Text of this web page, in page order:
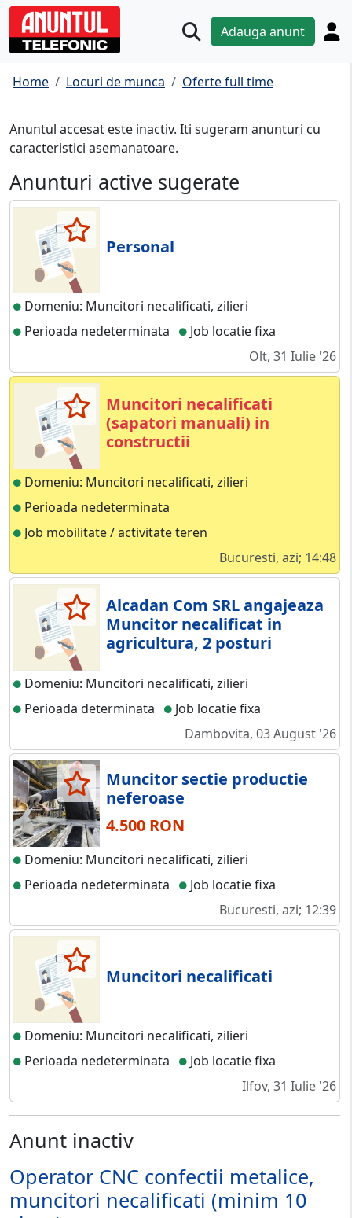
Adauga anunt
Home Locuri de munca Oferte full time
Anuntul accesat este inactiv. Iti sugeram anunturi cu
caracteristici asemanatoare.
Anunturi active sugerate
Personal
Domeniu: Muncitori necalificati, zilieri
Perioada nedeterminata
Job locatie fixa
Olt, 31 Iulie '26
Muncitori necalificati
(sapatori manuali) in
constructii
Domeniu: Muncitori necalificati, zilieri
Perioada nedeterminata
Job mobilitate / activitate teren
Bucuresti, azi; 14:48
Alcadan Com SRL angajeaza
Muncitor necalificat in
agricultura, 2 posturi
Domeniu: Muncitori necalificati, zilieri
Perioada determinata
Job locatie fixa
Dambovita, 03 August '26
Muncitor sectie productie
neferoase
4.500 RON
Domeniu: Muncitori necalificati, zilieri
Perioada nedeterminata
Job locatie fixa
Bucuresti, azi; 12:39
Muncitori necalificati
Domeniu: Muncitori necalificati, zilieri
Perioada nedeterminata
Job locatie fixa
Ilfov, 31 Iulie '26
Anunt inactiv
Operator CNC confectii metalice,
muncitori necalificati (minim 10